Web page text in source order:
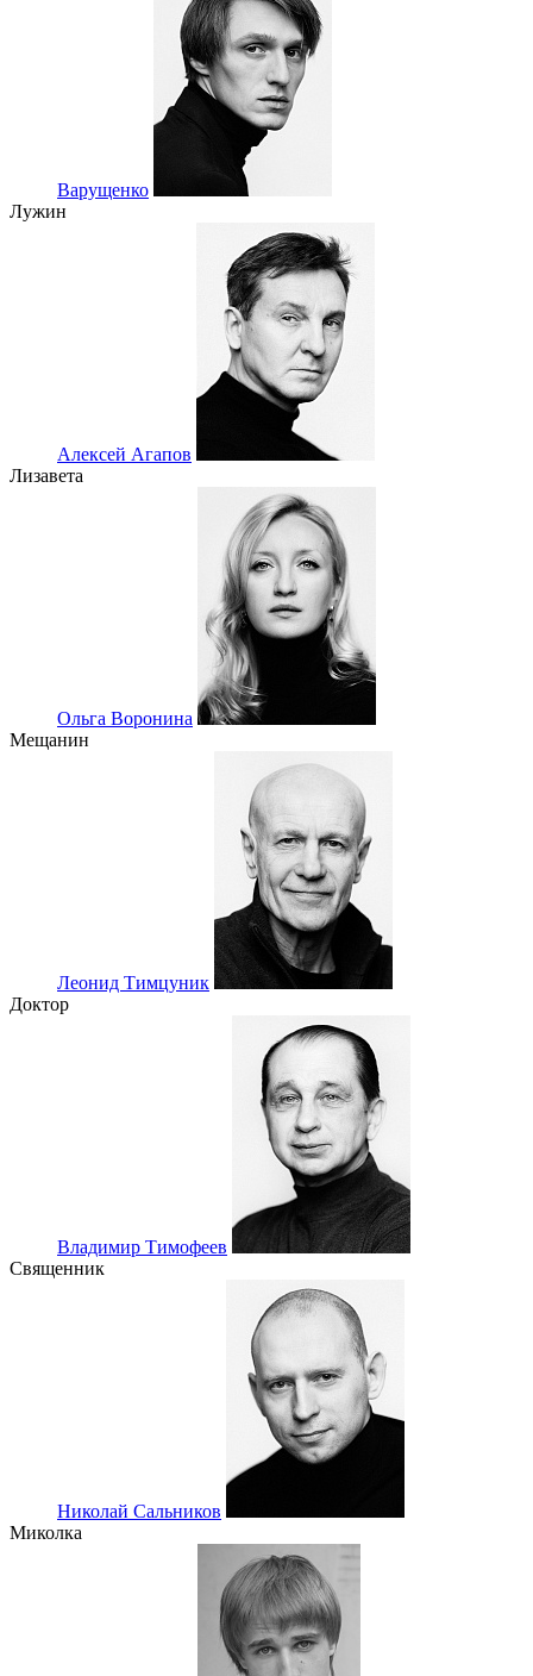
Варущенко
Лужин
Алексей Агапов
Лизавета
Ольга Воронина
Мещанин
Леонид Тимцуник
Доктор
Владимир Тимофеев
Священник
Николай Сальников
Миколка